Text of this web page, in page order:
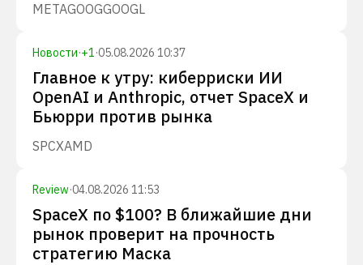
METAGOOGGOOGL
Новости·+1·05.08.2026 10:37
Главное к утру: киберриски ИИ
OpenAI и Anthropic, отчет SpaceX и
Бьюрри против рынка
SPCXAMD
Review·04.08.2026 11:53
SpaceX по $100? В ближайшие дни
рынок проверит на прочность
стратегию Маска